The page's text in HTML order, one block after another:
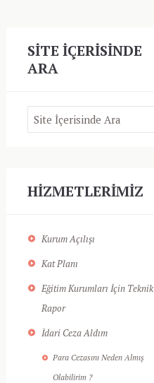
SITE İÇERISINDE
ARA
HIZMETLERIMIZ
Kurum Açılışı
Kat Planı
Eğitim Kurumları İçin Teknik
Rapor
İdari Ceza Aldım
Para Cezasını Neden Almış
Olabilirim ?